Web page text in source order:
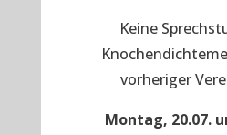
Keine
vorheriger
Montag, 20.07.